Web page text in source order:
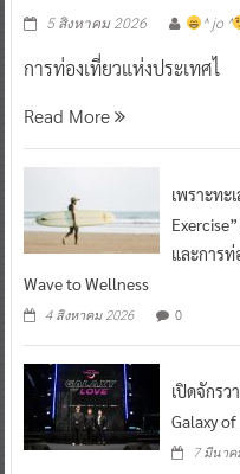
5 สิงหาคม 2026 ^ jo ^
การท่องเที่ยวแห่งประเทศไ
Read More
เพราะท
และการท่
Wave to Wellness
4 สิงหาคม 2026 0
เปิดจักรว
Galaxy
7 มีนาค